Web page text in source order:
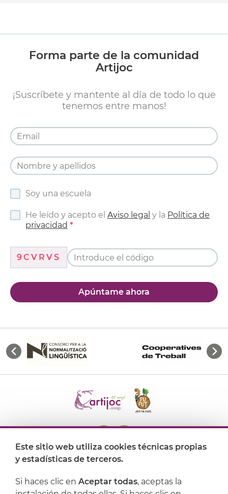
Forma parte de la comunidad
Artijoc
¡Suscríbete y mantente al día de todo lo que
tenemos entre manos!
Soy una escuela
He leído y acepto el Aviso legal y la Política de
privacidad
9CVRVS
Apúntame ahora
Dónde encontrarnos
Artijoc
Este sitio web utiliza cookies técnicas propias
y estadísticas de terceros.
Si haces clic en Aceptar todas, aceptas la